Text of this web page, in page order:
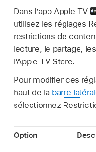
Dans l’app Apple TV
utilisez les réglages
restrictions de
lecture, le partage,
l’Apple TV Store.
Pour modifier ces
haut de la barre
sélectionnez
Option